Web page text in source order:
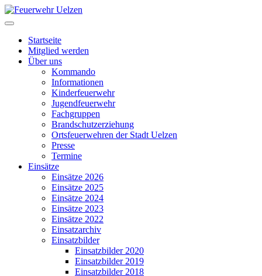
Startseite
Mitglied werden
Über uns
Kommando
Informationen
Kinderfeuerwehr
Jugendfeuerwehr
Fachgruppen
Brandschutzerziehung
Ortsfeuerwehren der Stadt Uelzen
Presse
Termine
Einsätze
Einsätze 2026
Einsätze 2025
Einsätze 2024
Einsätze 2023
Einsätze 2022
Einsatzarchiv
Einsatzbilder
Einsatzbilder 2020
Einsatzbilder 2019
Einsatzbilder 2018